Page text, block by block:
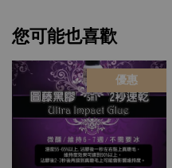
您可能也喜歡
優惠